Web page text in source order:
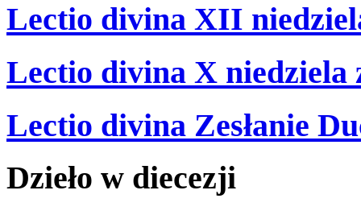
Lectio divina XII
Lectio divina X niedziela
Lectio divina Zesłanie
Dzieło w diecezji